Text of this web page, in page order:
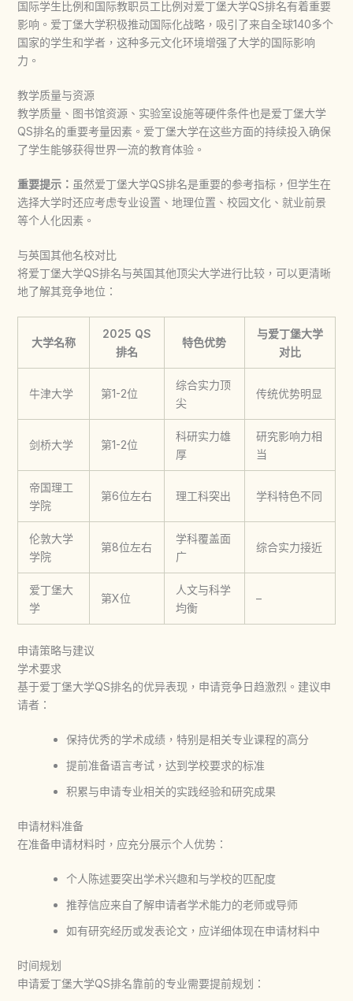
国际学生比例和国际教职员工比例对爱丁堡大学QS排名有着重要
影响。爱丁堡大学积极推动国际化战略，吸引了来自全球140多个
国家的学生和学者，这种多元文化环境增强了大学的国际影响
力。
教学质量与资源
教学质量、图书馆资源、实验室设施等硬件条件也是爱丁堡大学
QS排名的重要考量因素。爱丁堡大学在这些方面的持续投入确保
了学生能够获得世界一流的教育体验。
重要提示： 虽然爱丁堡大学QS排名是重要的参考指标，但学生在
选择大学时还应考虑专业设置、地理位置、校园文化、就业前景
等个人化因素。
与英国其他名校对比
将爱丁堡大学QS排名与英国其他顶尖大学进行比较，可以更清晰
地了解其竞争地位：
大学名称
2025 QS
排名
特色优势
与爱丁堡大学
对比
牛津大学 第1-2位
综合实力顶
尖
传统优势明显
剑桥大学 第1-2位
科研实力雄
厚
研究影响力相
当
帝国理工
学院
第6位左右 理工科突出 学科特色不同
伦敦大学
学院
第8位左右
学科覆盖面
广
综合实力接近
爱丁堡大
学
第X位
人文与科学
均衡
–
申请策略与建议
学术要求
基于爱丁堡大学QS排名的优异表现，申请竞争日趋激烈。建议申
请者：
保持优秀的学术成绩，特别是相关专业课程的高分
提前准备语言考试，达到学校要求的标准
积累与申请专业相关的实践经验和研究成果
申请材料准备
在准备申请材料时，应充分展示个人优势：
个人陈述要突出学术兴趣和与学校的匹配度
推荐信应来自了解申请者学术能力的老师或导师
如有研究经历或发表论文，应详细体现在申请材料中
时间规划
申请爱丁堡大学QS排名靠前的专业需要提前规划：